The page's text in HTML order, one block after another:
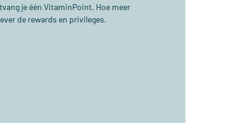
je één VitaminPoint. Hoe meer
de rewards en privileges.